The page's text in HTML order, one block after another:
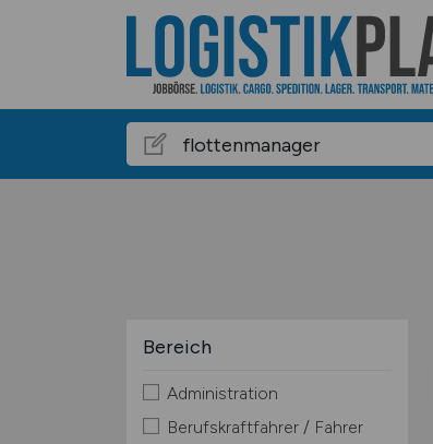
Bereich
Administration
Berufskraftfahrer / Fahrer